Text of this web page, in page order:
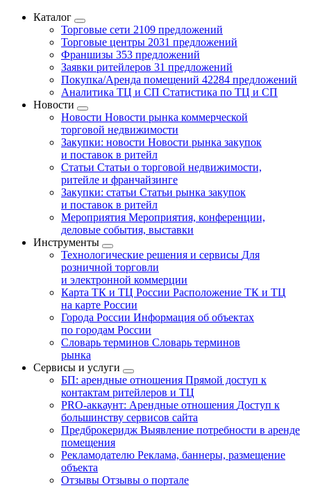
Каталог
Торговые сети 2109 предложений
Торговые центры 2031 предложений
Франшизы 353 предложений
Заявки ритейлеров 31 предложений
Покупка/Аренда помещений 42284 предложений
Аналитика ТЦ и СП Статистика по ТЦ и СП
Новости
Новости Новости рынка коммерческой
торговой недвижимости
Закупки: новости Новости рынка закупок
и поставок в ритейл
Статьи Статьи о торговой недвижимости,
ритейле и франчайзинге
Закупки: статьи Статьи рынка закупок
и поставок в ритейл
Мероприятия Мероприятия, конференции,
деловые события, выставки
Инструменты
Технологические решения и сервисы Для
розничной торговли
и электронной коммерции
Карта ТК и ТЦ России Расположение ТК и ТЦ
на карте России
Города России Информация об объектах
по городам России
Словарь терминов Словарь терминов
рынка
Сервисы и услуги
БП: арендные отношения Прямой доступ к
контактам ритейлеров и ТЦ
PRO-аккаунт: Арендные отношения Доступ к
большинству сервисов сайта
Предброкеридж Выявление потребности в аренде
помещения
Рекламодателю Реклама, баннеры, размещение
объекта
Отзывы Отзывы о портале